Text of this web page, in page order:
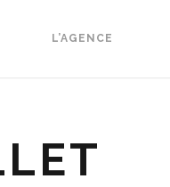
L’AGENCE